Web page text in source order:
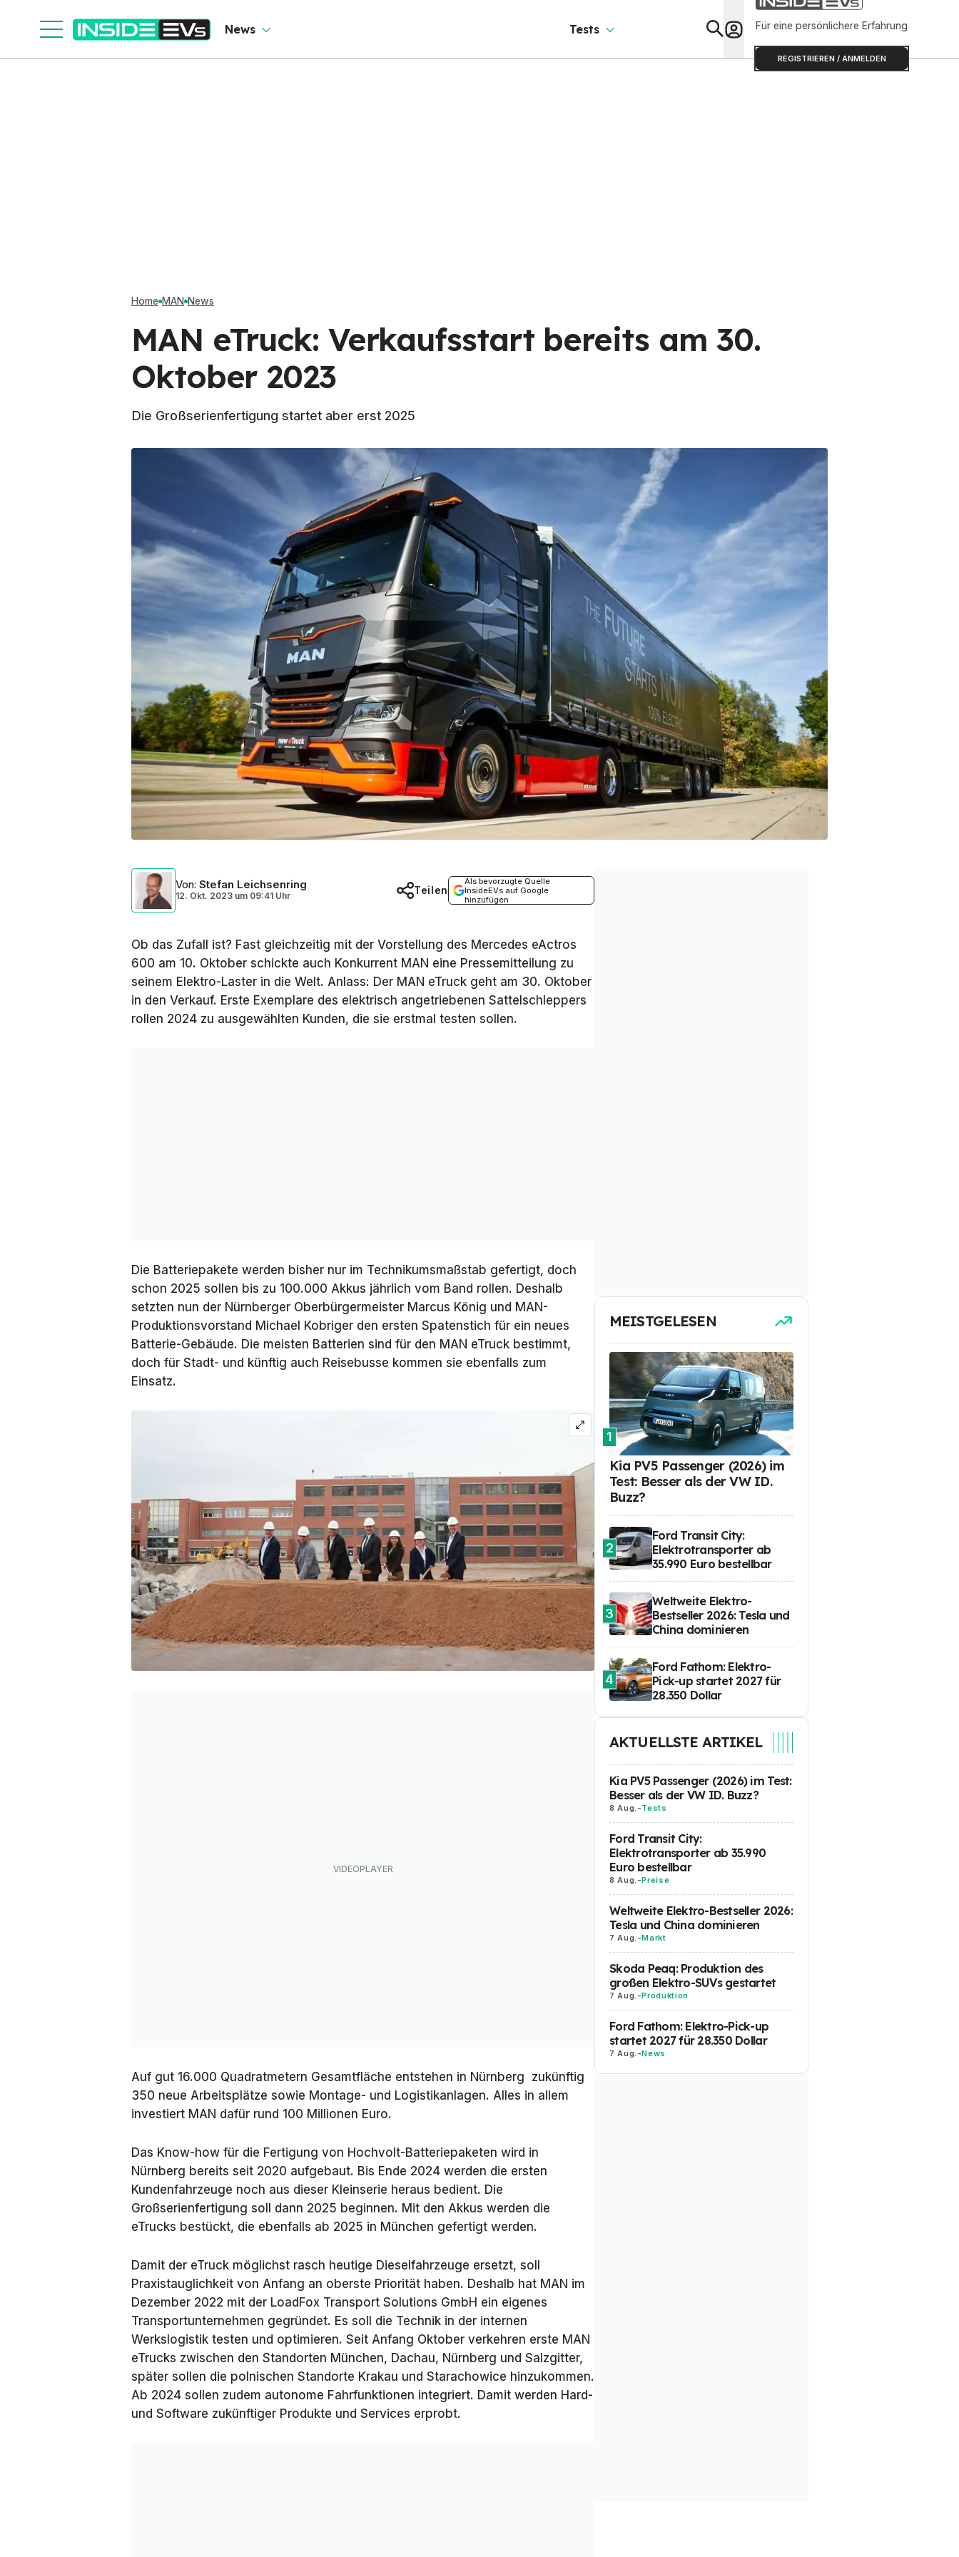
News Tests Für eine persönlichere Erfahrung
REGISTRIEREN / ANMELDEN
Home MAN News
MAN eTruck: Verkaufsstart bereits am 30.
Oktober 2023
Die Großserienfertigung startet aber erst 2025
Von: Stefan Leichsenring
12. Okt. 2023 um 09:41 Uhr
Als bevorzugte Quelle
InsideEVs auf Google
hinzufügen
Teilen
Ob das Zufall ist? Fast gleichzeitig mit der Vorstellung des Mercedes eActros
600 am 10. Oktober schickte auch Konkurrent MAN eine Pressemitteilung zu
seinem Elektro-Laster in die Welt. Anlass: Der MAN eTruck geht am 30. Oktober
in den Verkauf. Erste Exemplare des elektrisch angetriebenen Sattelschleppers
rollen 2024 zu ausgewählten Kunden, die sie erstmal testen sollen.
Die Batteriepakete werden bisher nur im Technikumsmaßstab gefertigt, doch
schon 2025 sollen bis zu 100.000 Akkus jährlich vom Band rollen. Deshalb
setzten nun der Nürnberger Oberbürgermeister Marcus König und MAN-
Produktionsvorstand Michael Kobriger den ersten Spatenstich für ein neues
Batterie-Gebäude. Die meisten Batterien sind für den MAN eTruck bestimmt,
doch für Stadt- und künftig auch Reisebusse kommen sie ebenfalls zum
Einsatz.
Auf gut 16.000 Quadratmetern Gesamtfläche entstehen in Nürnberg zukünftig
350 neue Arbeitsplätze sowie Montage- und Logistikanlagen. Alles in allem
investiert MAN dafür rund 100 Millionen Euro.
Das Know-how für die Fertigung von Hochvolt-Batteriepaketen wird in
Nürnberg bereits seit 2020 aufgebaut. Bis Ende 2024 werden die ersten
Kundenfahrzeuge noch aus dieser Kleinserie heraus bedient. Die
Großserienfertigung soll dann 2025 beginnen. Mit den Akkus werden die
eTrucks bestückt, die ebenfalls ab 2025 in München gefertigt werden.
Damit der eTruck möglichst rasch heutige Dieselfahrzeuge ersetzt, soll
Praxistauglichkeit von Anfang an oberste Priorität haben. Deshalb hat MAN im
Dezember 2022 mit der LoadFox Transport Solutions GmbH ein eigenes
Transportunternehmen gegründet. Es soll die Technik in der internen
Werkslogistik testen und optimieren. Seit Anfang Oktober verkehren erste MAN
eTrucks zwischen den Standorten München, Dachau, Nürnberg und Salzgitter,
später sollen die polnischen Standorte Krakau und Starachowice hinzukommen.
Ab 2024 sollen zudem autonome Fahrfunktionen integriert. Damit werden Hard-
und Software zukünftiger Produkte und Services erprobt.
MEISTGELESEN
1
Kia PV5 Passenger (2026) im
Test: Besser als der VW ID.
Buzz?
2
Ford Transit City:
Elektrotransporter ab
35.990 Euro bestellbar
3
Weltweite Elektro-
Bestseller 2026: Tesla und
China dominieren
4
Ford Fathom: Elektro-
Pick-up startet 2027 für
28.350 Dollar
AKTUELLSTE ARTIKEL
Kia PV5 Passenger (2026) im Test:
Besser als der VW ID. Buzz?
8 Aug. -Tests
Ford Transit City:
Elektrotransporter ab 35.990
Euro bestellbar
8 Aug. -Preise
Weltweite Elektro-Bestseller 2026:
Tesla und China dominieren
7 Aug. -Markt
Skoda Peaq: Produktion des
großen Elektro-SUVs gestartet
7 Aug. -Produktion
Ford Fathom: Elektro-Pick-up
startet 2027 für 28.350 Dollar
7 Aug. -News